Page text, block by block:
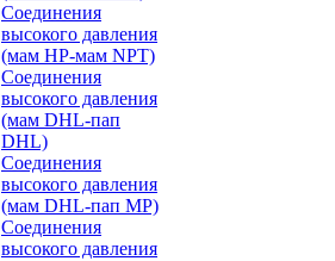
Соединения
высокого давления
(мам HP-мам NPT)
Соединения
высокого давления
(мам DHL-пап
DHL)
Соединения
высокого давления
(мам DHL-пап MP)
Соединения
высокого давления